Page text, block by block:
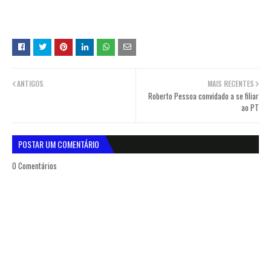
MAIS RECENTES
Roberto Pessoa convidado a se filiar
ao PT
ANTIGOS
POSTAR UM COMENTÁRIO
0 Comentários